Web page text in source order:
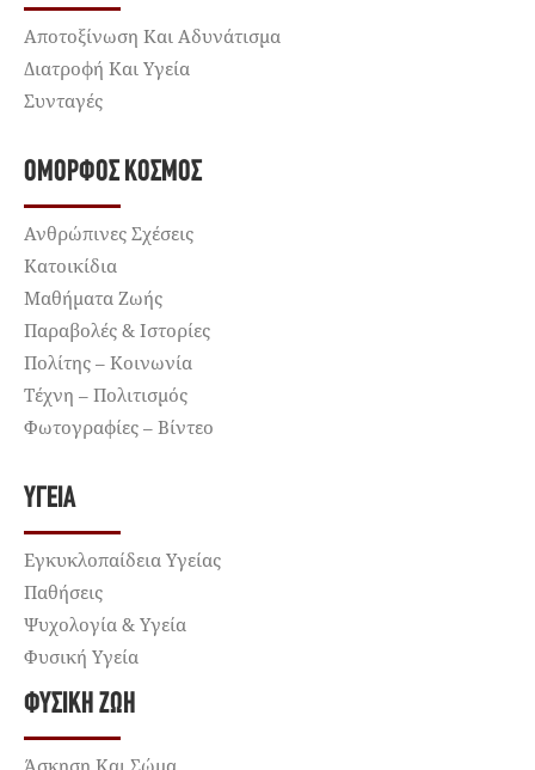
Αποτοξίνωση Και Αδυνάτισμα
Διατροφή Και Υγεία
Συνταγές
ΌΜΟΡΦΟΣ ΚΌΣΜΟΣ
Ανθρώπινες Σχέσεις
Κατοικίδια
Μαθήματα Ζωής
Παραβολές & Ιστορίες
Πολίτης – Κοινωνία
Τέχνη – Πολιτισμός
Φωτογραφίες – Βίντεο
ΥΓΕΊΑ
Εγκυκλοπαίδεια Υγείας
Παθήσεις
Ψυχολογία & Υγεία
Φυσική Υγεία
ΦΥΣΙΚΉ ΖΩΉ